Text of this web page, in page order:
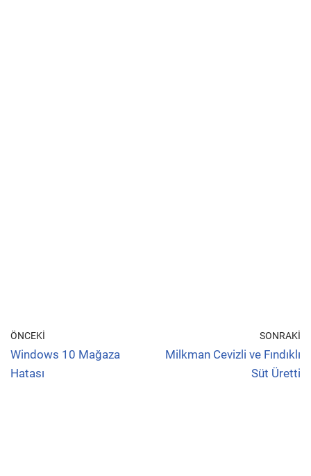
ÖNCEKI
Windows 10 Mağaza
Hatası
SONRAKI
Milkman Cevizli ve Fındıklı
Süt Üretti